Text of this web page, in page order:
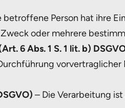
betroffene Person hat ihre
oder mehrere
6 Abs. 1 S. 1 lit. b)
– Die Verarbeitung